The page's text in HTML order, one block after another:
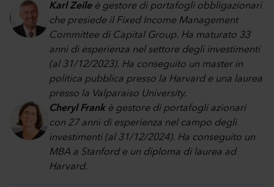
Karl Zeileè gestore di portafogli obbligazionari
che presiede il Fixed Income Management
Committee di Capital Group. Ha maturato 33
anni di esperienza nel settore degli investimenti
(al 31/12/2023). Ha conseguito un master in
politica pubblica presso la Harvard e una laurea
presso la Valparaiso University.
Cheryl Frankè gestore di portafogli azionari
con 27 anni di esperienza nel campo degli
investimenti (al 31/12/2024). Ha conseguito un
MBA a Stanford e un diploma di laurea ad
Harvard.